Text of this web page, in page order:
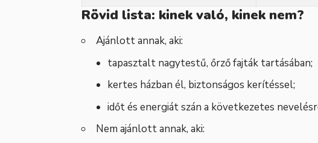
Rövid lista: kinek való, kinek nem?
Ajánlott annak, aki:
tapasztalt nagytestű, őrző fajták tartásában;
kertes házban él, biztonságos kerítéssel;
időt és energiát szán a következetes
Nem ajánlott annak, aki: